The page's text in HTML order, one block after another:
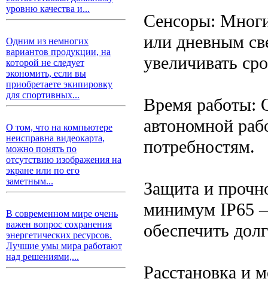
уровню качества и...
Одним из немногих
вариантов продукции, на
которой не следует
экономить, если вы
приобретаете экипировку
для спортивных...
О том, что на компьютере
неисправна видеокарта,
можно понять по
отсутствию изображения на
экране или по его
заметным...
В современном мире очень
важен вопрос сохранения
энергетических ресурсов.
Лучшие умы мира работают
над решениями,...
Сенсоры:
или дневным
увеличивать
Время работы:
автономной
потребностям.
Защита и
минимум IP65
обеспечить
Расстановка и